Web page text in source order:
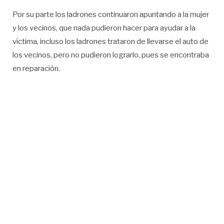
Por su parte los ladrones continuaron apuntando a la mujer
y los vecinos, que nada pudieron hacer para ayudar a la
víctima, incluso los ladrones trataron de llevarse el auto de
los vecinos, pero no pudieron lograrlo, pues se encontraba
en reparación.